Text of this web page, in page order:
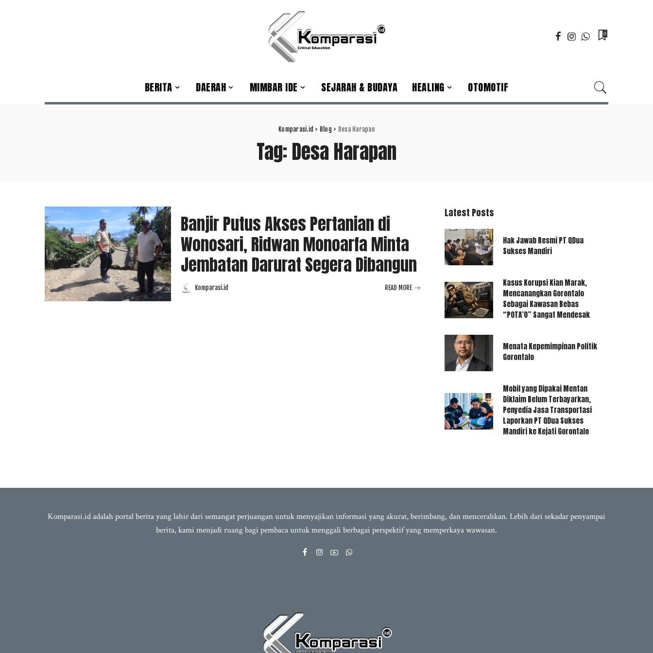
0
BERITA DAERAH MIMBAR IDE SEJARAH & BUDAYA HEALING OTOMOTIF
Komparasi.id > Blog > Desa Harapan
Tag:Desa Harapan
Banjir Putus Akses Pertanian di
Wonosari, Ridwan Monoarfa Minta
Jembatan Darurat Segera Dibangun
PostedKomparasi.id READ MORE
Latest Posts
Hak Jawab Resmi PT QDua
Sukses Mandiri
Kasus Korupsi Kian Marak,
Mencanangkan Gorontalo
Sebagai Kawasan Bebas
“POTA’O” Sangat Mendesak
Menata Kepemimpinan Politik
Gorontalo
Mobil yang Dipakai Mentan
Diklaim Belum Terbayarkan,
Penyedia Jasa Transportasi
Laporkan PT QDua Sukses
Mandiri ke Kejati Gorontalo
Komparasi.id adalah portal berita yang lahir dari semangat perjuangan untuk menyajikan informasi yang akurat, berimbang, dan mencerahkan. Lebih dari sekadar penyampai
berita, kami menjadi ruang bagi pembaca untuk menggali berbagai perspektif yang memperkaya wawasan.